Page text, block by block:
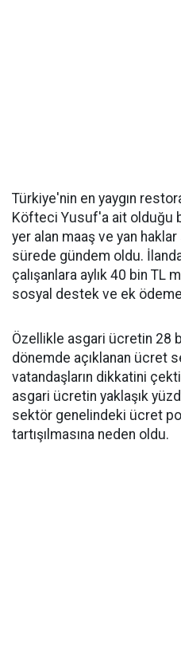
Türkiye'nin en yaygın
Köfteci Yusuf'a ait olduğu
yer alan maaş ve yan
sürede gündem oldu.
çalışanlara aylık 40 bin TL
sosyal destek ve ek
Özellikle asgari ücretin 28
dönemde açıklanan ücret
vatandaşların dikkatini
asgari ücretin yaklaşık
sektör genelindeki ücret
tartışılmasına neden oldu.